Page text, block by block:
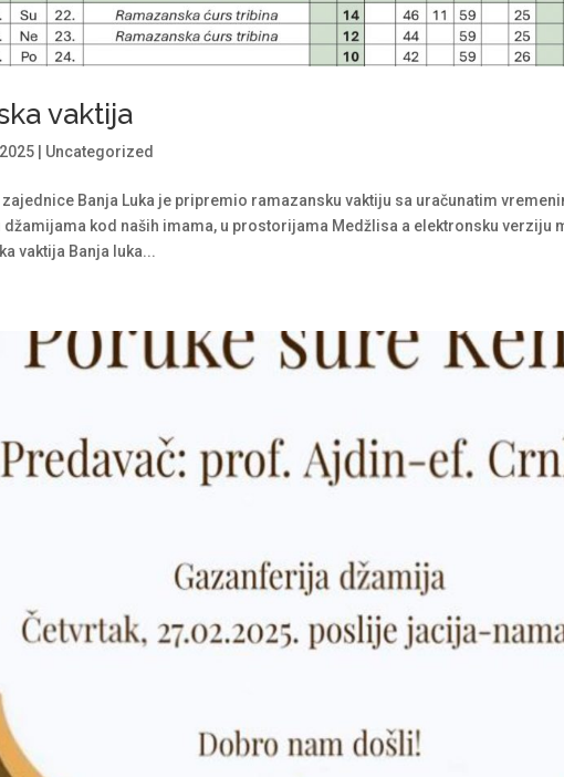
vaktija
Uncategorized
Banja Luka je pripremio ramazansku vaktiju sa uračunatim
džamijama kod naših imama, u prostorijama Medžlisa a elektronsku verziju
vaktija Banja luka...